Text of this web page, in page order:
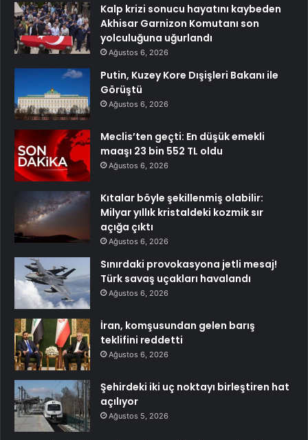
Kalp krizi sonucu hayatını kaybeden
Akhisar Garnizon Komutanı son
yolculuğuna uğurlandı
Ağustos 6, 2026
Putin, Kuzey Kore Dışişleri Bakanı ile
Görüştü
Ağustos 6, 2026
Meclis’ten geçti: En düşük emekli
maaşı 23 bin 552 TL oldu
Ağustos 6, 2026
Kıtalar böyle şekillenmiş olabilir:
Milyar yıllık kristaldeki kozmik sır
açığa çıktı
Ağustos 6, 2026
Sınırdaki provokasyona jetli mesaj!
Türk savaş uçakları havalandı
Ağustos 6, 2026
İran, komşusundan gelen barış
teklifini reddetti
Ağustos 6, 2026
Şehirdeki iki uç noktayı birleştiren hat
açılıyor
Ağustos 5, 2026